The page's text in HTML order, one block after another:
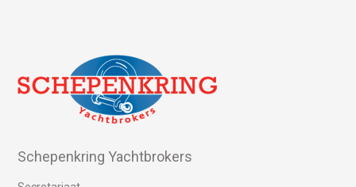
Schepenkring Yachtbrokers